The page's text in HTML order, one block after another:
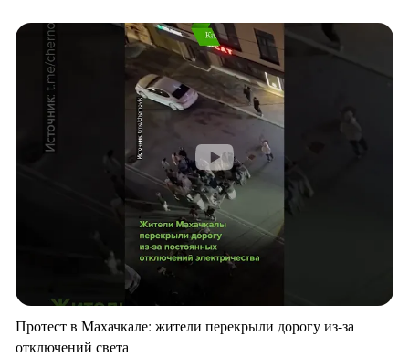
Протест в Махачкале: жители перекрыли дорогу из-за
отключений света